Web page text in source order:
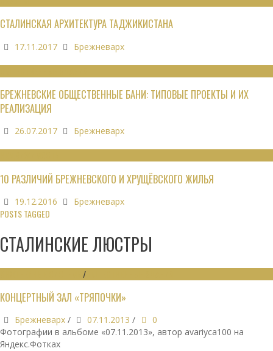
СТАЛИНСКАЯ АРХИТЕКТУРА ТАДЖИКИСТАНА
17.11.2017 Брежневарх
БРЕЖНЕВСКИЕ ОБЩЕСТВЕННЫЕ БАНИ: ТИПОВЫЕ ПРОЕКТЫ И ИХ
РЕАЛИЗАЦИЯ
26.07.2017 Брежневарх
10 РАЗЛИЧИЙ БРЕЖНЕВСКОГО И ХРУЩЁВСКОГО ЖИЛЬЯ
19.12.2016 Брежневарх
POSTS TAGGED
СТАЛИНСКИЕ ЛЮСТРЫ
/
КОНЦЕРТНЫЙ ЗАЛ «ТРЯПОЧКИ»
Брежневарх / 07.11.2013 /
0
Фотографии в альбоме «07.11.2013», автор avariyca100 на
Яндекс.Фотках